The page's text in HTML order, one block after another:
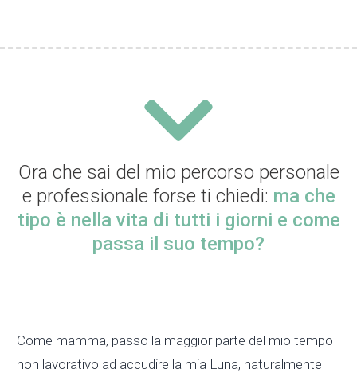
Ora che sai del mio percorso personale
e professionale forse ti chiedi: ma che
tipo è nella vita di tutti i giorni e come
passa il suo tempo?
Come mamma, passo la maggior parte del mio tempo
non lavorativo ad accudire la mia Luna, naturalmente